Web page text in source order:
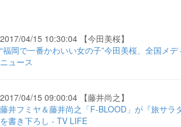
2017/04/15 10:30:04 【今田美桜】
“福岡で一番かわいい女の子”今田美桜、全国メ
ニュース
2017/04/15 09:00:04 【藤井尚之】
藤井フミヤ＆藤井尚之「F-BLOOD」が『旅サラ
を書き下ろし - TV LIFE